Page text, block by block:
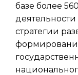
базе более
стратегии